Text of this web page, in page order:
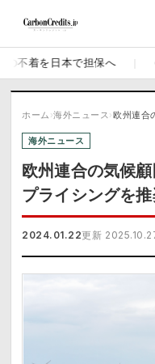
を日本で担保へ |
ホーム ›海外ニュース ›欧州連合
海外ニュース
欧州連合の気候
プライシングを
2024.01.22更新